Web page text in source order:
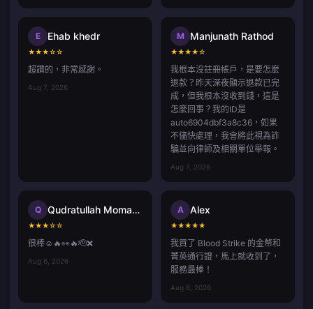
E Ehab khedr
★★★☆☆
超讚的，非常感謝。
Aug 7, 2026
M Manjunath Rathod
★★★★☆
我根本沒註冊帳戶，是要怎麼
退款？昨天深夜顯示退款已完
成，但我根本沒收到錢，這是
怎麼回事？我的ID是
auto6904dbf3a8c36，如果
不儘快處理，我會將此視為詐
騙並向律師及相關單位舉報。
Aug 7, 2026
Q Qudratullah Momand
★★★☆☆
很棒☺️🔥👀🔥🫡❌
Aug 6, 2026
A Alex
★★★★★
我買了 Blood Strike 的金幣和
菁英通行證，馬上就收到了，
服務最棒！
Aug 6, 2026